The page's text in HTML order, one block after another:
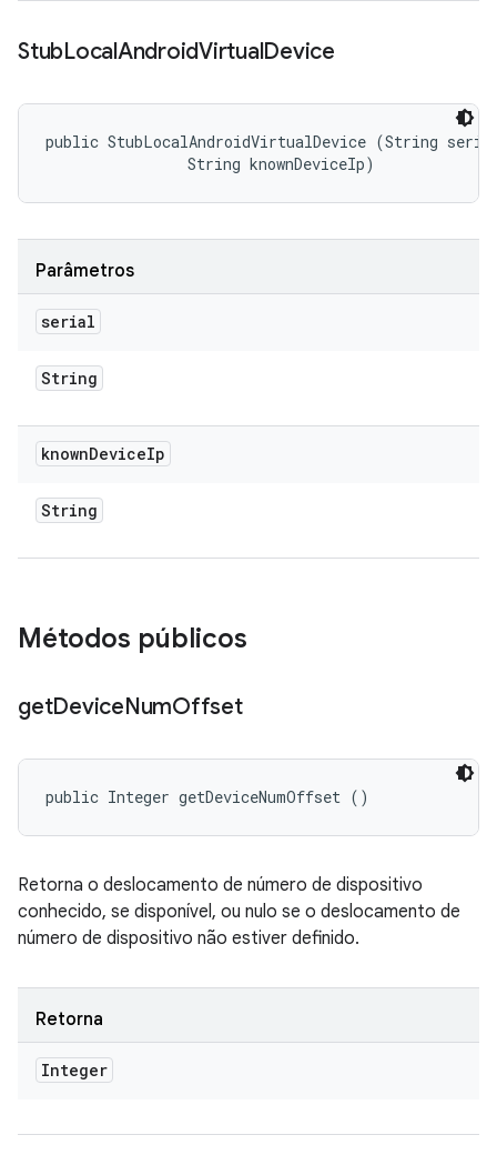
StubLocalAndroidVirtualDevice
public StubLocalAndroidVirtualDevice (String
                String knownDeviceIp)
Parâmetros
serial
String
knownDeviceIp
String
Métodos públicos
getDeviceNumOffset
public Integer getDeviceNumOffset ()
Retorna o deslocamento de número de dispositivo
conhecido, se disponível, ou nulo se o deslocamento de
número de dispositivo não estiver definido.
Retorna
Integer